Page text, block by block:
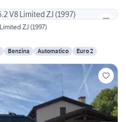
ZJ (1997)
Benzina Automatico Euro 2